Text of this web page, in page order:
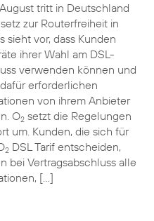
tritt in Deutschland
zur Routerfreiheit in
sieht vor, dass Kunden
ihrer Wahl am DSL-
verwenden können und
erforderlichen
von ihrem Anbieter
O2setzt die Regelungen
um. Kunden, die sich für
2DSL Tarif entscheiden,
bei Vertragsabschluss alle
[…]